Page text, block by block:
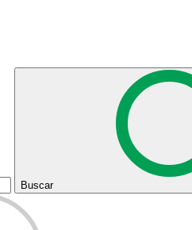
Buscar